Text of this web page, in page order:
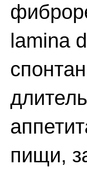
lamina
пищи,